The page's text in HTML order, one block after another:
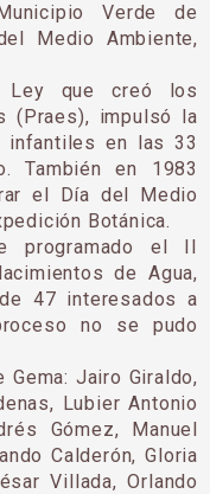
Verde de
Medio Ambiente,
Ley que creó los
(Praes), impulsó la
infantiles en las 33
También en 1983
el Día del Medio
Botánica.
programado el II
de Agua,
47 interesados a
no se pudo
Jairo Giraldo,
Lubier Antonio
Gómez, Manuel
Calderón, Gloria
Villada, Orlando